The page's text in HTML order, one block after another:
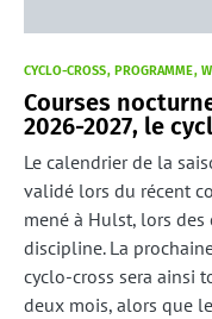
CYCLO-CROSS PROGRAMME
Courses
2026-2027, le
Le calendrier de la
validé lors du récent
mené à Hulst, lors
discipline. La
cyclo-cross sera ainsi
deux mois, alors que